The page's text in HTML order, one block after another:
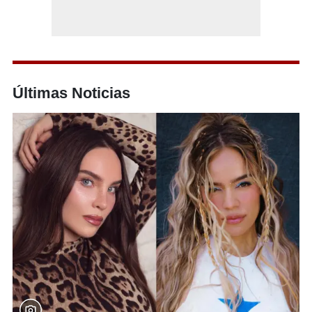
Últimas Noticias